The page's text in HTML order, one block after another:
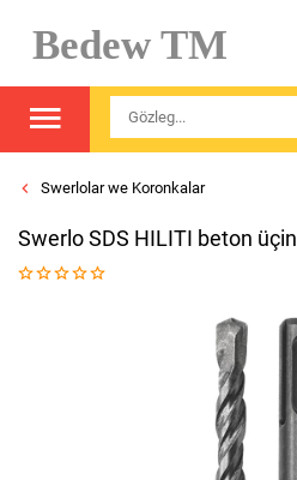
Bedew TM
Swerlolar we Koronkalar
Swerlo SDS HILITI beton